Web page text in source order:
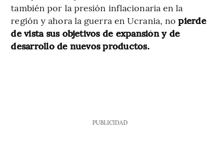
también por la presión inflacionaria en la
región y ahora la guerra en Ucrania, nopierde
de vista sus objetivos de expansión y de
desarrollo de nuevos productos.
PUBLICIDAD